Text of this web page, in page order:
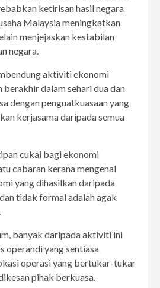
ketirisan hasil negara
Malaysia meningkatkan
menjejaskan kestabilan
negara.
aktiviti ekonomi
berakhir dalam sehari dua dan
dengan penguatkuasaan yang
kerjasama daripada semua
cukai bagi ekonomi
cabaran kerana mengenal
yang dihasilkan daripada
tidak formal adalah agak
banyak daripada aktiviti ini
operandi yang sentiasa
operasi yang bertukar-tukar
pihak berkuasa.